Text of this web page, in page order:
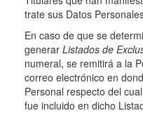
trate sus Datos
En caso de que se
generar Listados de
numeral, se remitirá a la
correo electrónico en
Personal respecto del
fue incluido en dicho